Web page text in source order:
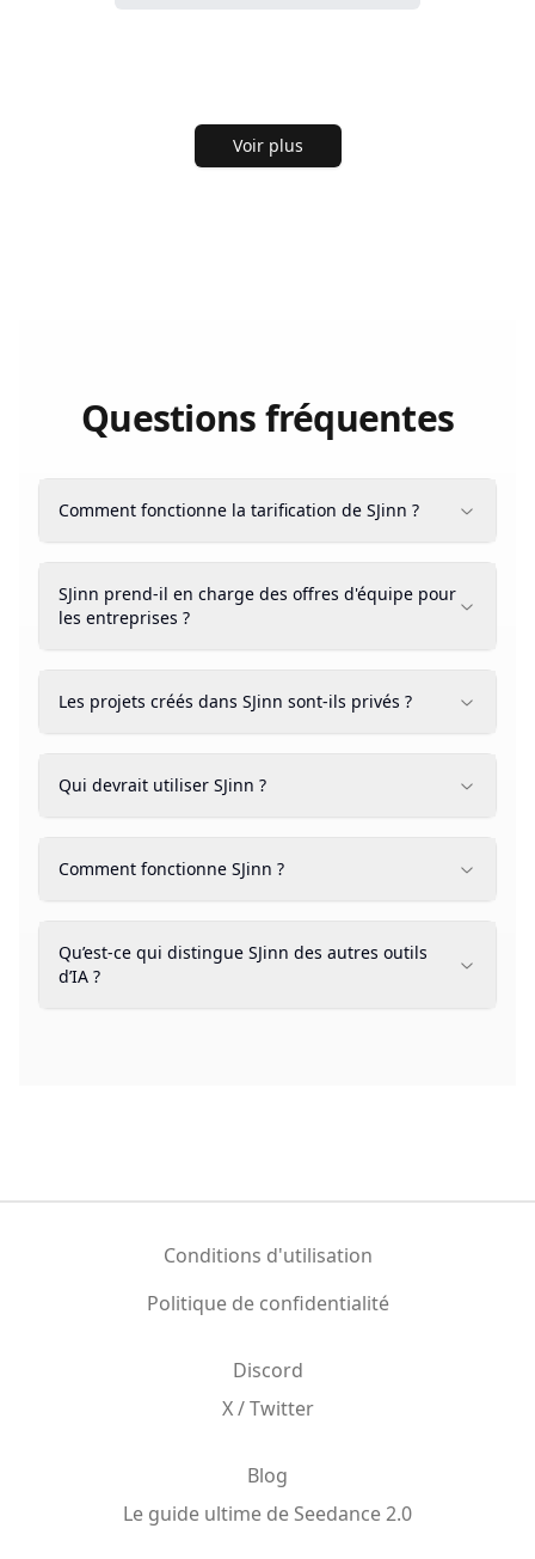
Voir plus
Questions fréquentes
Comment fonctionne la tarification de SJinn ?
SJinn prend-il en charge des offres d'équipe pour
les entreprises ?
Les projets créés dans SJinn sont-ils privés ?
Qui devrait utiliser SJinn ?
Comment fonctionne SJinn ?
Qu’est-ce qui distingue SJinn des autres outils
d’IA ?
Conditions d'utilisation
Politique de confidentialité
Discord
X / Twitter
Blog
Le guide ultime de Seedance 2.0